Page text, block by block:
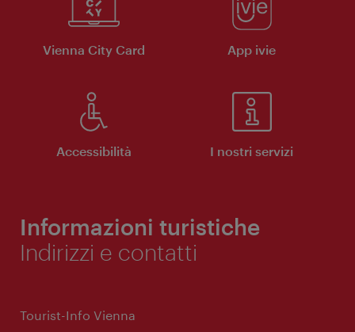
Vienna City Card App ivie
Accessibilità I nostri servizi
Informazioni turistiche
Indirizzi e contatti
Tourist-Info Vienna